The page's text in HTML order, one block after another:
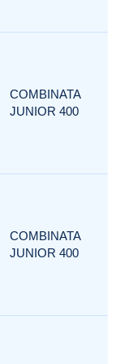
COMBINATA
JUNIOR 400
COMBINATA
JUNIOR 400